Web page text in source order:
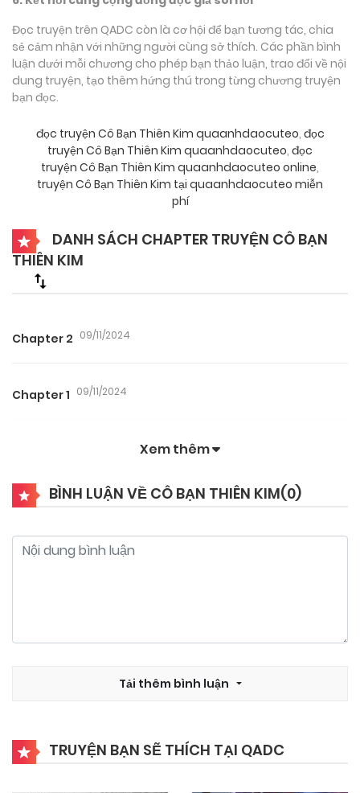
Đọc truyện trên QADC còn là cơ hội để bạn tương tác, chia
sẻ cảm nhận với những người cùng sở thích. Các phần bình
luận dưới mỗi chương cho phép bạn thảo luận, trao đổi về nội
dung truyện, tạo thêm hứng thú trong từng chương truyện
bạn đọc.
đọc truyện Cô Bạn Thiên Kim quaanhdaocuteo, đọc
truyện Cô Bạn Thiên Kim quaanhdaocuteo, đọc
truyện Cô Bạn Thiên Kim quaanhdaocuteo online,
truyện Cô Bạn Thiên Kim tại quaanhdaocuteo miễn
phí
DANH SÁCH CHAPTER TRUYỆN CÔ BẠN
THIÊN KIM
Chapter 2 09/11/2024
Chapter 1 09/11/2024
Xem thêm
BÌNH LUẬN VỀ CÔ BẠN THIÊN KIM(0)
Tải thêm bình luận
TRUYỆN BẠN SẼ THÍCH TẠI QADC